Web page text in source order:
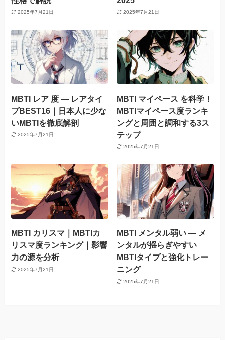
2025年7月21日 2025年7月21日
MBTI レア 度 — レアタイ
プBEST16｜日本人に少な
いMBTIを徹底解剖
2025年7月21日
MBTI マイペース を科学！
MBTIマイペース度ランキ
ングと周囲と調和する3ス
テップ
2025年7月21日
MBTI カリスマ｜MBTIカ
リスマ度ランキング｜影響
力の源を分析
2025年7月21日
MBTI メンタル弱い — メ
ンタルが揺らぎやすい
MBTIタイプと強化トレー
ニング
2025年7月21日